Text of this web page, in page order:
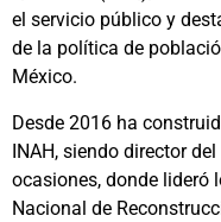
el servicio público y
de la política de
México.
Desde 2016 ha
INAH, siendo director
ocasiones, donde lideró
Nacional de